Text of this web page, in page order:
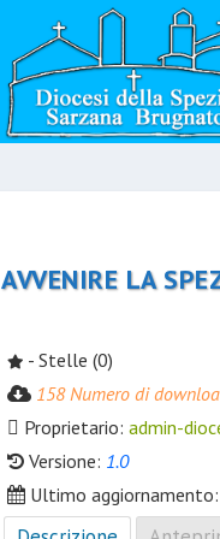
AVVENIRE LA
- Stelle (0)
158 Numero di
Proprietario: admin-
Versione: 1.0
Ultimo aggiornamento: